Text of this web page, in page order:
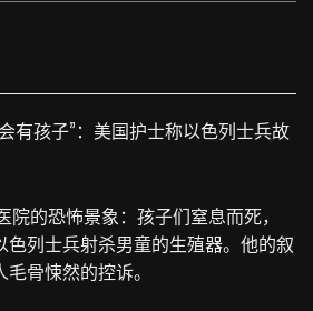
院的恐怖景象：孩子们窒息而死，
色列士兵射杀男童的生殖器。他的叙
骨悚然的控诉。